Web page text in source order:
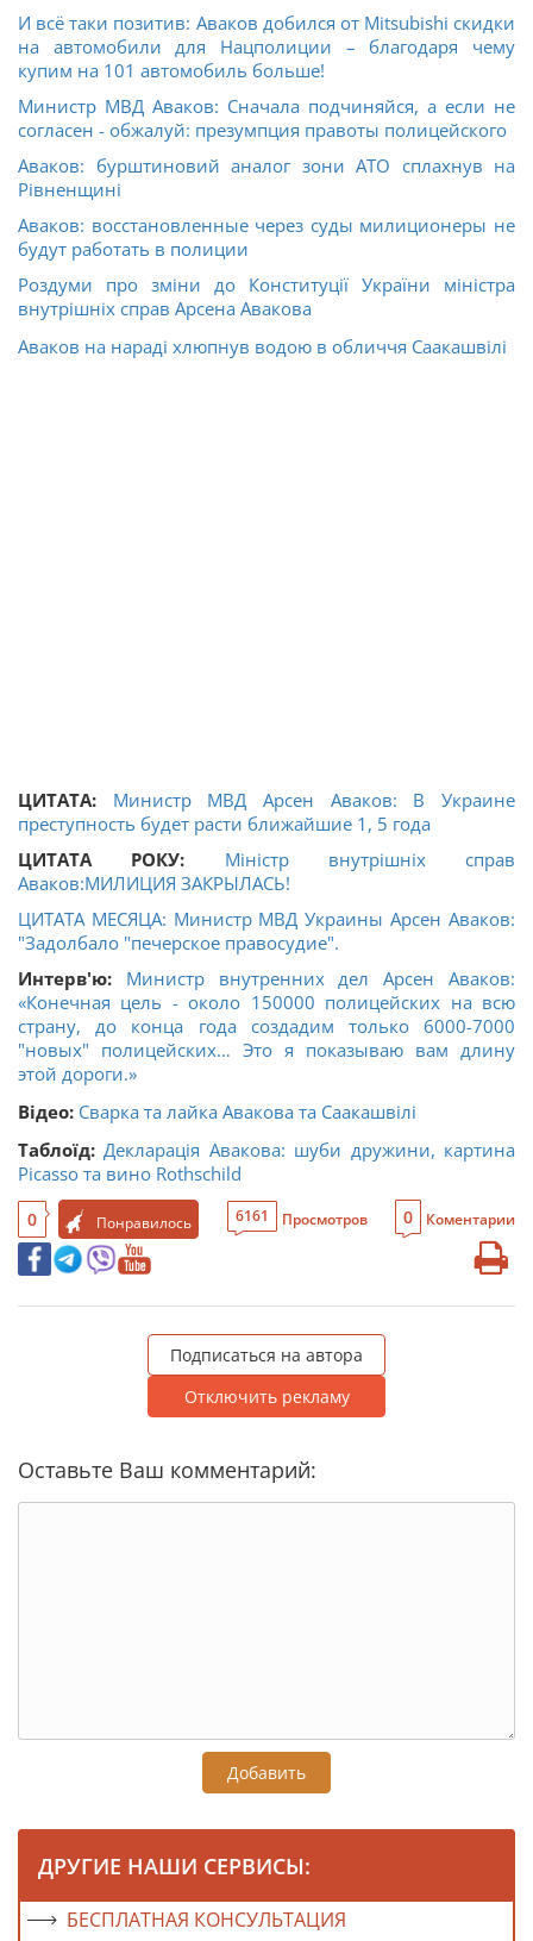
И всё таки позитив: Аваков добился от Mitsubishi скидки
на автомобили для Нацполиции – благодаря чему
купим на 101 автомобиль больше!
Министр МВД Аваков: Сначала подчиняйся, а если не
согласен - обжалуй: презумпция правоты полицейского
Аваков: бурштиновий аналог зони АТО сплахнув на
Рівненщині
Аваков: восстановленные через суды милиционеры не
будут работать в полиции
Роздуми про зміни до Конституції України міністра
внутрішніх справ Арсена Авакова
Аваков на нараді хлюпнув водою в обличчя Саакашвілі
ЦИТАТА: Министр МВД Арсен Аваков: В Украине
преступность будет расти ближайшие 1, 5 года
ЦИТАТА РОКУ: Міністр внутрішніх справ
Аваков:МИЛИЦИЯ ЗАКРЫЛАСЬ!
ЦИТАТА МЕСЯЦА: Министр МВД Украины Арсен Аваков:
"Задолбало "печерское правосудие".
Интерв'ю: Министр внутренних дел Арсен Аваков:
«Конечная цель - около 150000 полицейских на всю
страну, до конца года создадим только 6000-7000
"новых" полицейских… Это я показываю вам длину
этой дороги.»
Відео: Сварка та лайка Авакова та Саакашвілі
Таблоїд: Декларація Авакова: шуби дружини, картина
Picasso та вино Rothschild
0 Понравилось 6161 Просмотров 0 Коментарии
Подписаться на автора
Отключить рекламу
Оставьте Ваш комментарий:
Добавить
ДРУГИЕ НАШИ СЕРВИСЫ:
БЕСПЛАТНАЯ КОНСУЛЬТАЦИЯ